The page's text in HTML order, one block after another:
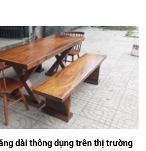
dài thông dụng trên thị trường